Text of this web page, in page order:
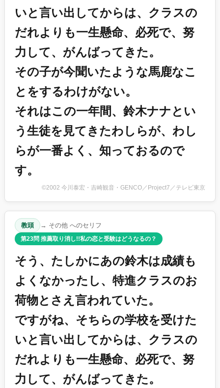
いと言い出してからは、クラスの
だれよりも一生懸命、必死で、努
力して、がんばってきた。
その子が今聞いたような馬鹿なこ
とをするわけがない。
それはこの一年間、鈴木ナナとい
う生徒を見てきたわしらが、わし
らが一番よく、知っておるので
す。
©2002 今川泰宏・吉崎観音・GENCO／Project7／テレビ東京
教頭 → その他 へのセリフ
第23問 推薦取り消し!!私の恋と受験はどうなるの？
そう、たしかにあの鈴木は成績も
よくなかったし、特進クラスのお
荷物とさえ言われていた。
ですがね、そちらの学校を受けた
いと言い出してからは、クラスの
だれよりも一生懸命、必死で、努
力して、がんばってきた。